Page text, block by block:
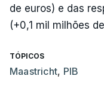
de euros) e das
(+0,1 mil milhões
TÓPICOS
Maastricht, PIB